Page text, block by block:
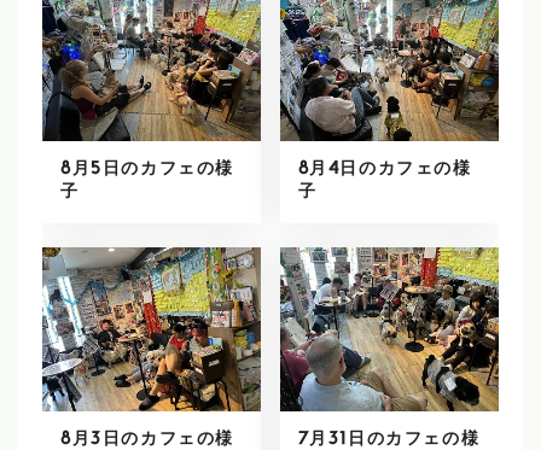
8月5日のカフェの様
子
8月4日のカフェの様
子
8月3日のカフェの様
7月31日のカフェの様